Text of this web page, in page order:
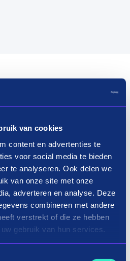
van cookies
content en advertenties te
voor social media te bieden
te analyseren. Ook delen we
van onze site met onze
adverteren en analyse. Deze
combineren met andere
verstrekt of die ze hebben
gebruik van hun services.